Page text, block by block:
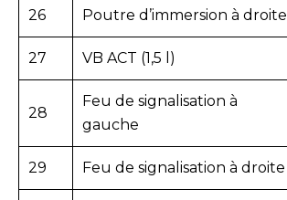
26 Poutre d’immersion à droite
27 VB ACT (1,5 l)
28
Feu de signalisation à
gauche
29 Feu de signalisation à droite